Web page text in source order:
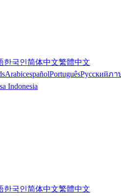
한국인简体中文繁體中文
ArabicespañolPortuguêsРусскийภา
Indonesia
한국인简体中文繁體中文